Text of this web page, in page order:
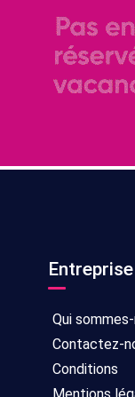
Entreprise
Qui
Contactez-
Conditions
Mentions